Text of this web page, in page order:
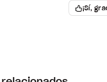
Puedes ayudar a evitar este
¡Sí,